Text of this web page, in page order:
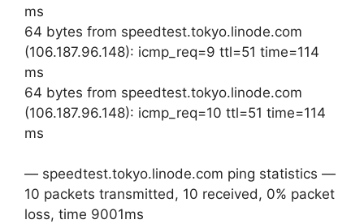
ms
64 bytes from speedtest.tokyo.linode.com
(106.187.96.148): icmp_req=9 ttl=51 time=114
ms
64 bytes from speedtest.tokyo.linode.com
(106.187.96.148): icmp_req=10 ttl=51 time=114
ms
— speedtest.tokyo.linode.com ping statistics —
10 packets transmitted, 10 received, 0% packet
loss, time 9001ms